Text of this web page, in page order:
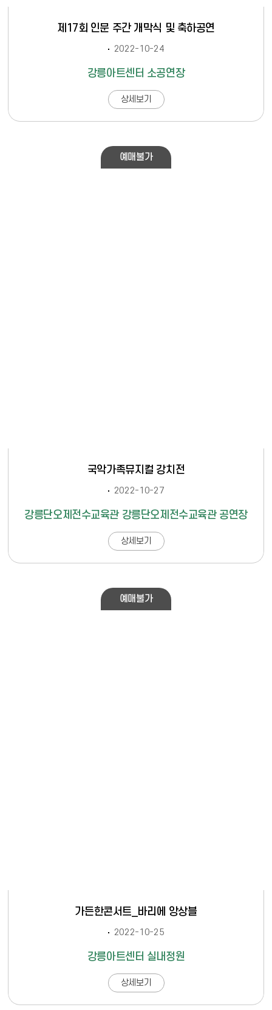
제17회 인문 주간 개막식 및 축하공연
2022-10-24
강릉아트센터 소공연장
상세보기
예매불가
국악가족뮤지컬 강치전
2022-10-27
강릉단오제전수교육관 강릉단오제전수교육관 공연장
상세보기
예매불가
가든한콘서트_바리에 앙상블
2022-10-25
강릉아트센터 실내정원
상세보기